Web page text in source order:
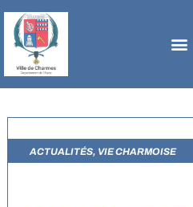
ACTUALITÉS, VIE CHARMOISE